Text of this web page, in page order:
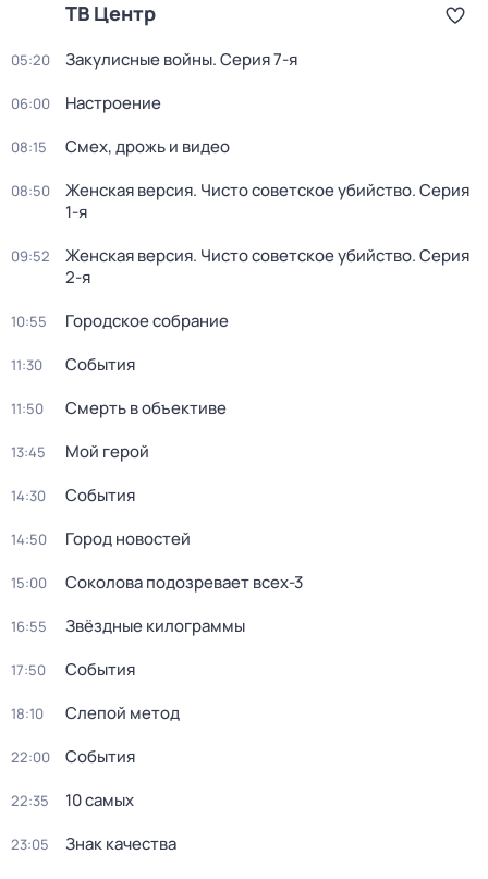
ТВ Центр
05:20 Закулисные войны. Серия 7-я
06:00 Настроение
08:15 Смех, дрожь и видео
08:50 Женская версия. Чисто советское убийство. Серия
1-я
09:52 Женская версия. Чисто советское убийство. Серия
2-я
10:55 Городское собрание
11:30 События
11:50 Смерть в объективе
13:45 Мой герой
14:30 События
14:50 Город новостей
15:00 Соколова подозревает всех-3
16:55 Звёздные килограммы
17:50 События
18:10 Слепой метод
22:00 События
22:35 10 самых
23:05 Знак качества